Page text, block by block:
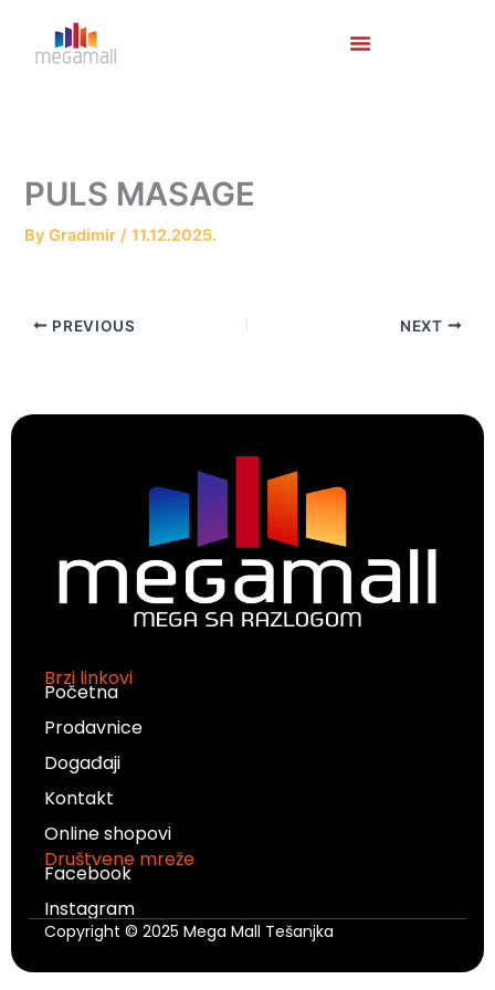
content
PULS MASAGE
ByGradimir/11.12.2025.
PREVIOUS NEXT
Brzi linkovi
Početna
Prodavnice
Događaji
Kontakt
Online shopovi
Društvene mreže
Facebook
Instagram
Copyright © 2025 Mega Mall Tešanjka